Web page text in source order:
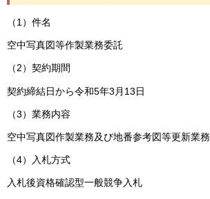
（1）件名
空中写真図等作製業務委託
（2）契約期間
契約締結日から令和5年3月13日
（3）業務内容
空中写真図作製業務及び地番参考図等更新業務
（4）入札方式
入札後資格確認型一般競争入札